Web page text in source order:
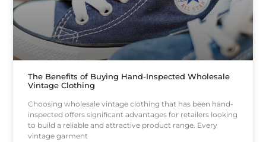
The Benefits of Buying Hand-Inspected Wholesale
Vintage Clothing
Choosing wholesale vintage clothing that has been hand-
inspected offers significant advantages for retailers looking
to build a reliable and attractive product range. Every
vintage garment